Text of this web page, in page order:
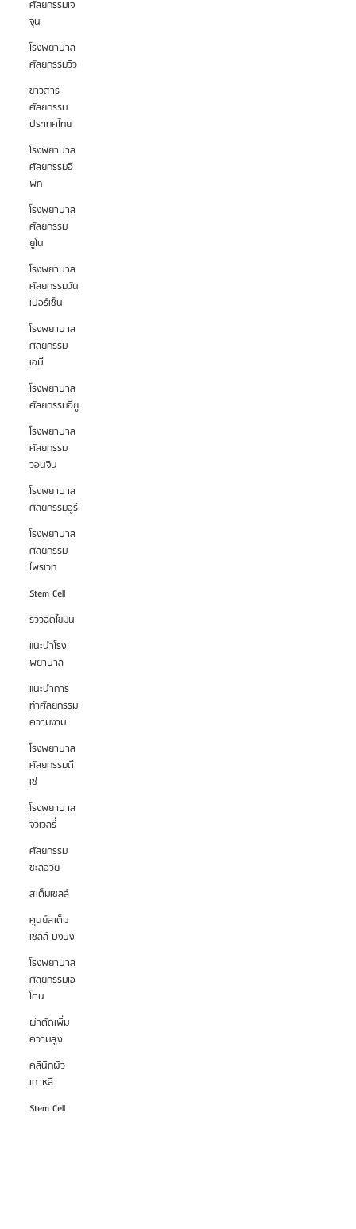
ศัลยกรรมเจ
จุน
โรงพยาบาล
ศัลยกรรมวิว
ข่าวสาร
ศัลยกรรม
ประเทศไทย
โรงพยาบาล
ศัลยกรรมอี
พิก
โรงพยาบาล
ศัลยกรรม
ยูโน
โรงพยาบาล
ศัลยกรรมวัน
เปอร์เซ็น
โรงพยาบาล
ศัลยกรรม
เอบี
โรงพยาบาล
ศัลยกรรมอียู
โรงพยาบาล
ศัลยกรรม
วอนจิน
โรงพยาบาล
ศัลยกรรมอูรี
โรงพยาบาล
ศัลยกรรม
ไพรเวท
Stem Cell
รีวิวฉีดไขมัน
แนะนำโรง
พยาบาล
แนะนำการ
ทำศัลยกรรม
ความงาม
โรงพยาบาล
ศัลยกรรมดี
เซ่
โรงพยาบาล
จิวเวลรี่
ศัลยกรรม
ชะลอวัย
สเต็มเซลล์
ศูนย์สเต็ม
เซลล์ บงบง
โรงพยาบาล
ศัลยกรรมเอ
โตน
ผ่าตัดเพิ่ม
ความสูง
คลินิกผิว
เกาหลี
Stem Cell